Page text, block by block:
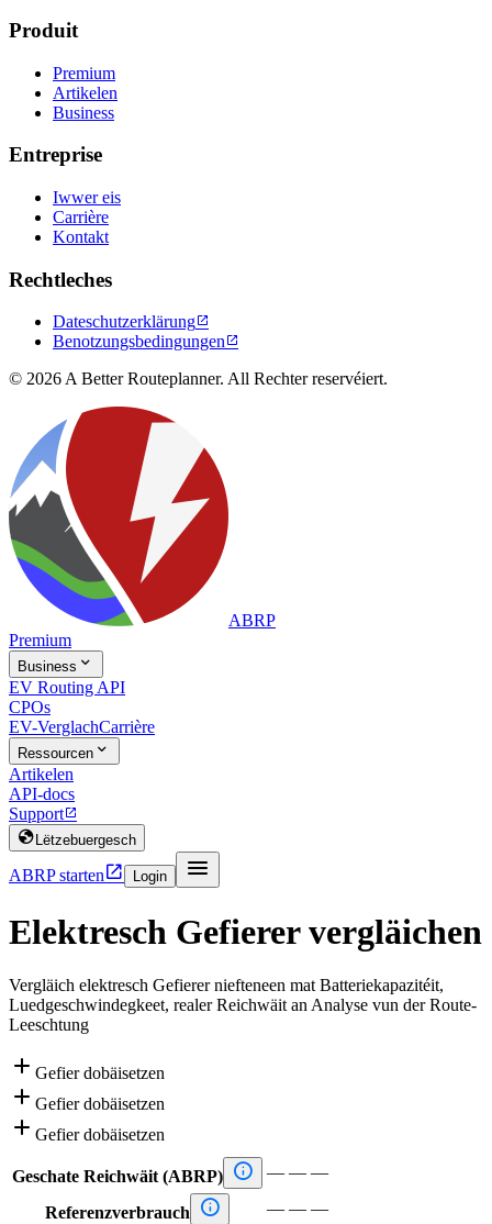
Produit
Premium
Artikelen
Business
Entreprise
Iwwer eis
Carrière
Kontakt
Rechtleches
Dateschutzerklärung
Benotzungsbedingungen
© 2026 A Better Routeplanner. All Rechter reservéiert.
ABRP
Premium
Business 
EV Routing API
CPOs
EV-VerglachCarrière
Ressourcen 
Artikelen
API-docs
Support
 Lëtzebuergesch
ABRP starten Login 
Elektresch Gefierer vergläichen
Vergläich elektresch Gefierer niefteneen mat Batteriekapazitéit,
Luedgeschwindegkeet, realer Reichwäit an Analyse vun der Route-
Leeschtung
 Gefier dobäisetzen
 Gefier dobäisetzen
 Gefier dobäisetzen
Geschate Reichwäit (ABRP)  — — —
Referenzverbrauch  — — —